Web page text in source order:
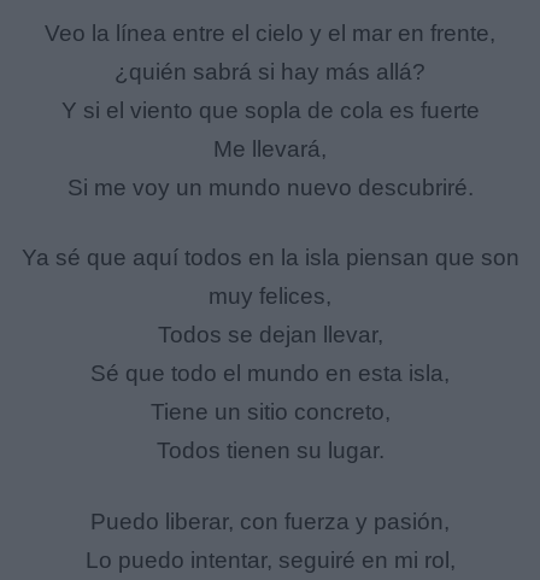
Veo la línea entre el cielo y el mar en frente,
¿quién sabrá si hay más allá?
Y si el viento que sopla de cola es fuerte
Me llevará,
Si me voy un mundo nuevo descubriré.
Ya sé que aquí todos en la isla piensan que son
muy felices,
Todos se dejan llevar,
Sé que todo el mundo en esta isla,
Tiene un sitio concreto,
Todos tienen su lugar.
Puedo liberar, con fuerza y pasión,
Lo puedo intentar, seguiré en mi rol,